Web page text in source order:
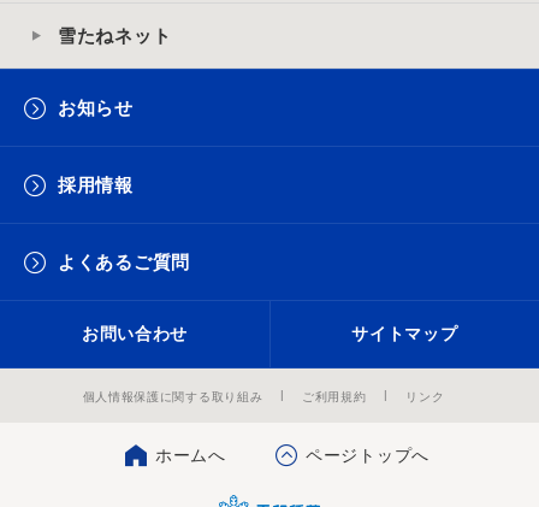
雪たねネット
お知らせ
採用情報
よくあるご質問
お問い合わせ サイトマップ
ホームへ ページトップへ
個人情報保護に関する取り組み ご利用規約 リンク